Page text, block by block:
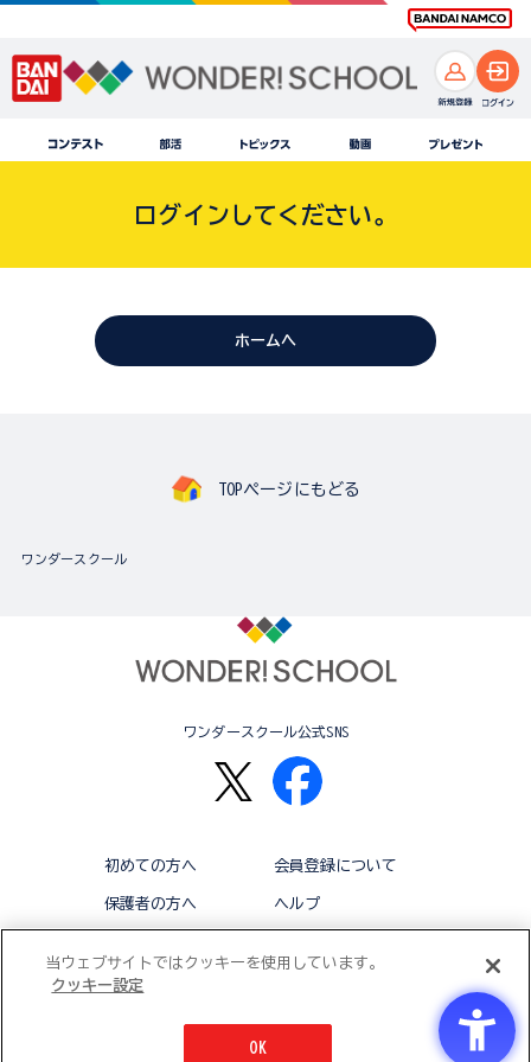
ログインしてください。
ホームへ
TOPページにもどる
ワンダースクール
ワンダースクール公式SNS
初めての方へ 会員登録について
保護者の方へ ヘルプ
© BANDAI CO.,LTD 2015 ALL RIGHTS RESERVED
当ウェブサイトではクッキーを使用しています。
クッキー設定
OK